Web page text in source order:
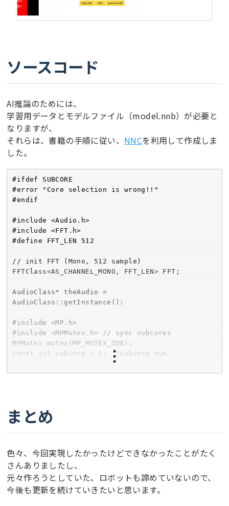
ソースコード
AI推論のためには、
学習用データとモデルファイル（model.nnb）が必要と
なりますが、
それらは、書籍の手順に従い、 NNCを利用して作成しま
した。
#ifdef SUBCORE
#error "Core selection is wrong!!"
#endif
#include <Audio.h>
#include <FFT.h>
#define FFT_LEN 512
// init FFT (Mono, 512 sample)
FFTClass<AS_CHANNEL_MONO, FFT_LEN> FFT;
AudioClass* theAudio =
AudioClass::getInstance():
#include <MP.h>
#include <MPMutex.h> // sync subcores
MPMutex mutex(MP_MUTEX_ID0);
const int subcore = 1; //subcore num
struct resultData {
} result;
#include <SDHCI.h>
File myFile;;
#include <float.h>
#include <DNNRT.h>
#define NNB_FILE "model.nnb"
まとめ
色々、今回実現したかったけどできなかったことがたく
さんありましたし、
元々作ろうとしていた、ロボットも諦めていないので、
今後も更新を続けていきたいと思います。